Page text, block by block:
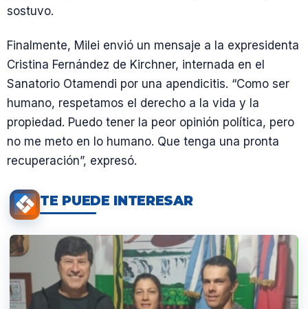
sostuvo.
Finalmente, Milei envió un mensaje a la expresidenta
Cristina Fernández de Kirchner, internada en el
Sanatorio Otamendi por una apendicitis. “Como ser
humano, respetamos el derecho a la vida y la
propiedad. Puedo tener la peor opinión política, pero
no me meto en lo humano. Que tenga una pronta
recuperación”, expresó.
TE PUEDE INTERESAR